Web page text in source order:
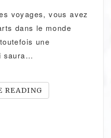
voyages, vous avez
dans le monde
une
saura…
READING